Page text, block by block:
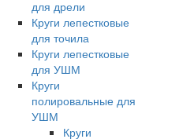
для дрели
Круги лепестковые
для точила
Круги лепестковые
для УШМ
Круги
полировальные для
УШМ
Круги